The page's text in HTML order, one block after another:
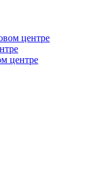
центре
центре